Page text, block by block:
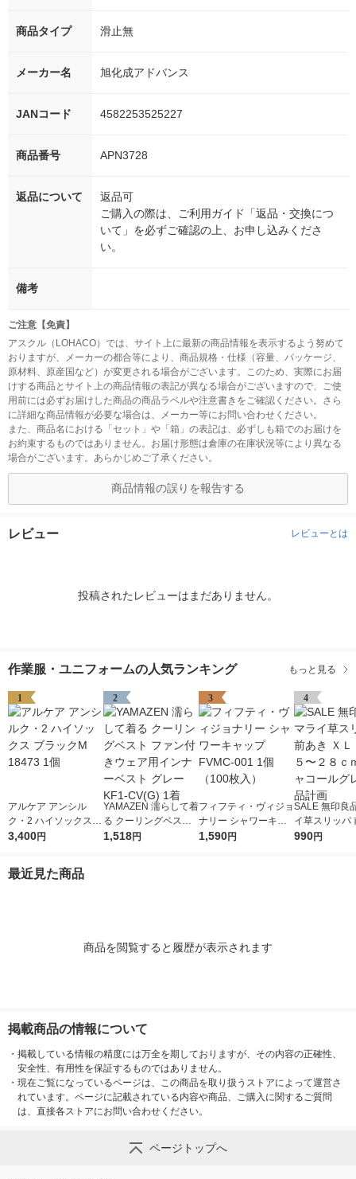
商品タイプ 滑止無
メーカー名 旭化成アドバンス
JANコード 4582253525227
商品番号 APN3728
返品について
返品可
ご購入の際は、ご利用ガイド「返品・交換につ
いて」を必ずご確認の上、お申し込みくださ
い。
備考
ご注意【免責】
アスクル（LOHACO）では、サイト上に最新の商品情報を表示するよう努めて
おりますが、メーカーの都合等により、商品規格・仕様（容量、パッケージ、
原材料、原産国など）が変更される場合がございます。このため、実際にお届
けする商品とサイト上の商品情報の表記が異なる場合がございますので、ご使
用前には必ずお届けした商品の商品ラベルや注意書きをご確認ください。さら
に詳細な商品情報が必要な場合は、メーカー等にお問い合わせください。
また、商品名における「セット」や「箱」の表記は、必ずしも箱でのお届けを
お約束するものではありません。お届け形態は倉庫の在庫状況等により異なる
場合がございます。あらかじめご了承ください。
商品情報の誤りを報告する
レビュー レビューとは
投稿されたレビューはまだありません。
作業服・ユニフォームの人気ランキング もっと見る
1
アルケア アンシル
ク・2 ハイソックス
ブラックM 18473 1個
3,400円
2
YAMAZEN 濡らして着
る クーリングベスト
ファン付きウェア用イ
1,518円
3
フィフティ・ヴィジョ
ナリー シャワーキャ
ップ FVMC-001 1個
1,590円
4
SALE 無印良
イ草スリッパ
ＸＬ ２６．５
990円
最近見た商品
商品を閲覧すると履歴が表示されます
掲載商品の情報について
・ 掲載している情報の精度には万全を期しておりますが、その内容の正確性、
安全性、有用性を保証するものではありません。
・ 現在ご覧になっているページは、この商品を取り扱うストアによって運営さ
れています。ページに記載されている内容や商品、ご購入に関するご質問
は、直接各ストアにお問い合わせください。
ページトップへ